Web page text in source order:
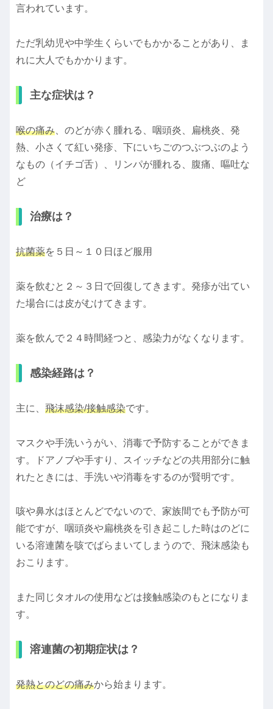
言われています。
ただ乳幼児や中学生くらいでもかかることがあり、ま
れに大人でもかかります。
主な症状は？
喉の痛み 、のどが赤く腫れる、咽頭炎、扁桃炎、発
熱、小さくて紅い発疹、下にいちごのつぶつぶのよう
なもの（イチゴ舌）、リンパが腫れる、腹痛、嘔吐な
ど
治療は？
抗菌薬を５日～１０日ほど服用
薬を飲むと２～３日で回復してきます。発疹が出てい
た場合には皮がむけてきます。
薬を飲んで２４時間経つと、感染力がなくなります。
感染経路は？
主に、 飛沫感染/接触感染です。
マスクや手洗いうがい、消毒で予防することができま
す。ドアノブや手すり、スイッチなどの共用部分に触
れたときには、手洗いや消毒をするのが賢明です。
咳や鼻水はほとんどでないので、家族間でも予防が可
能ですが、咽頭炎や扁桃炎を引き起こした時はのどに
いる溶連菌を咳でばらまいてしまうので、飛沫感染も
おこります。
また同じタオルの使用などは接触感染のもとになりま
す。
溶連菌の初期症状は？
発熱とのどの痛みから始まります。